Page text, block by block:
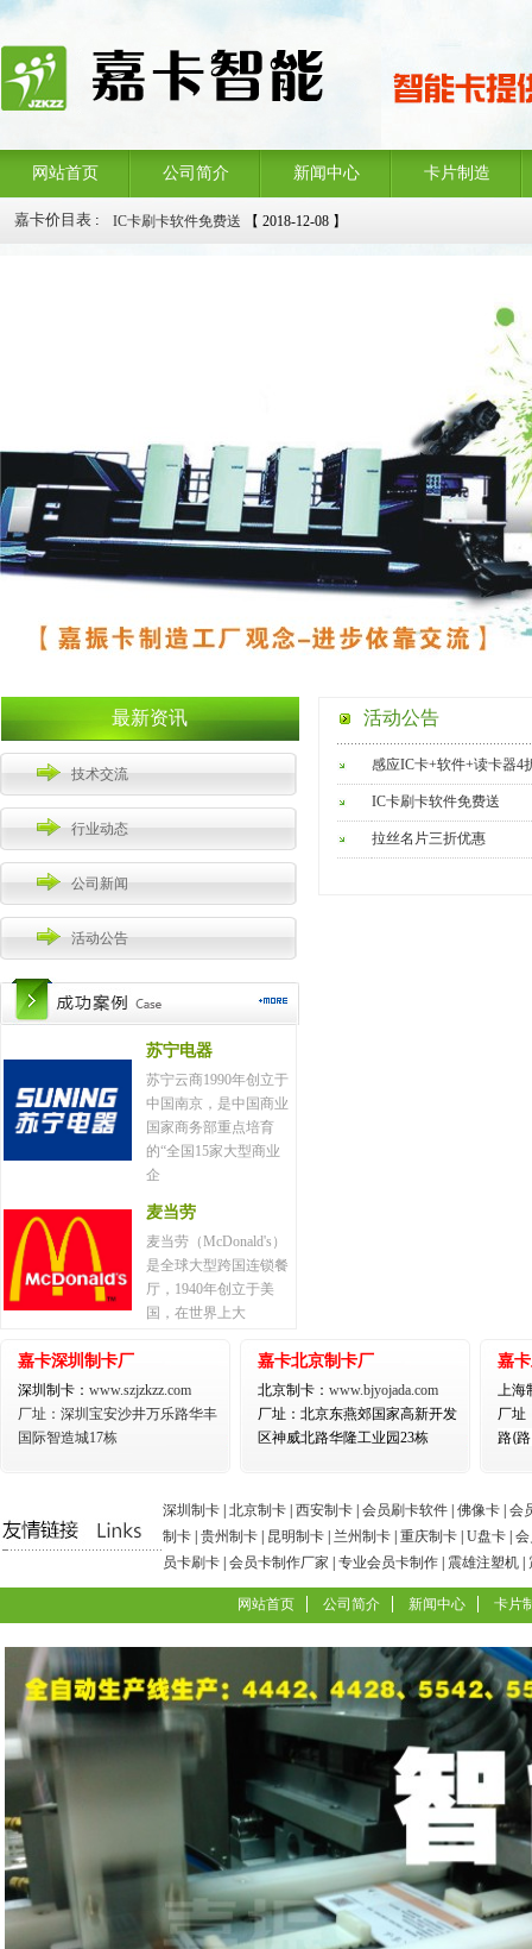
网站首页 公司简介 新闻中心 卡片制造
嘉卡价目表:
IC卡刷卡软件免费送 【 2018-12-08 】
拉丝名片三折优惠【 2018-12-08 】
最新资讯
技术交流
行业动态
公司新闻
活动公告
苏宁电器
苏宁云商1990年创立于
中国南京，是中国商业
国家商务部重点培育
的“全国15家大型商业
企
麦当劳
麦当劳（McDonald's）
是全球大型跨国连锁餐
厅，1940年创立于美
国，在世界上大
活动公告
感应IC卡+软件+读卡器4
IC卡刷卡软件免费送
拉丝名片三折优惠
嘉卡深圳制卡厂
深圳制卡： www.szjzkzz.com
厂址：深圳宝安沙井万乐路华丰
国际智造城17栋
嘉卡北京制卡厂
北京制卡： www.bjyojada.com
厂址：北京东燕郊国家高新开发
区神威北路华隆工业园23栋
嘉
上海
厂址
路(
深圳制卡 北京制卡 西安制卡 会员刷卡软件 佛像卡 会
制卡 贵州制卡 昆明制卡 兰州制卡 重庆制卡 U盘卡
员卡刷卡 会员卡制作厂家 专业会员卡制作 震雄注塑机
网站首页 公司简介 新闻中心 卡片